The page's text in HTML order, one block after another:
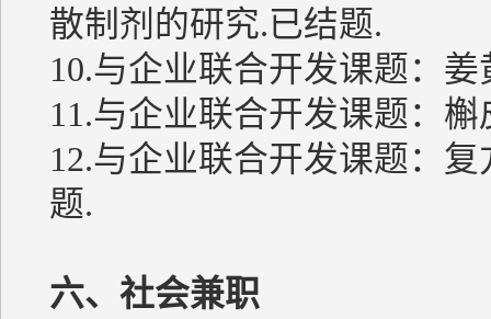
散制剂的研究.已结题.
10.与企业联合开发课题：
11.与企业联合开发课题：
12.与企业联合开发课题：
题.
六、社会兼职